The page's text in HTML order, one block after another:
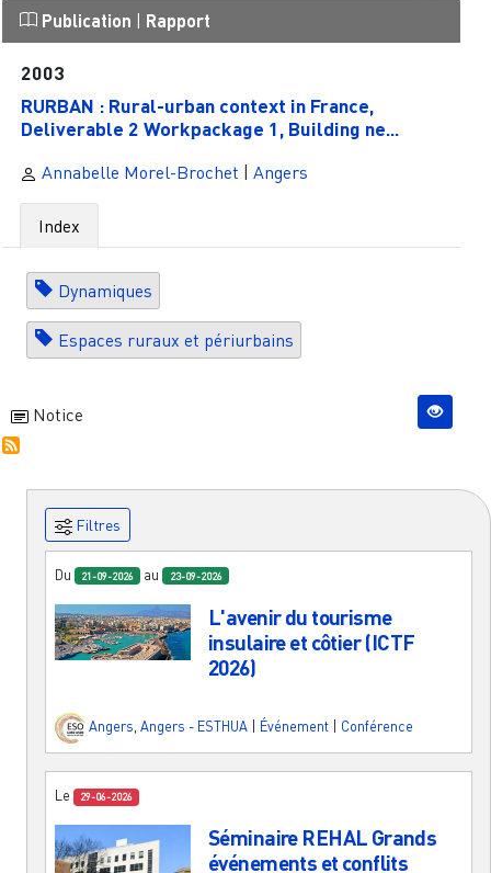
Publication | Rapport
2003
RURBAN : Rural-urban context in France,
Deliverable 2 Workpackage 1, Building ne...
Annabelle Morel-Brochet Angers
Index
Dynamiques
Espaces ruraux et périurbains
Notice
Filtres
Du 21-09-2026 au 23-09-2026
L'avenir du tourisme
insulaire et côtier (ICTF
2026)
Angers, Angers - ESTHUA Événement Conférence
Le 29-06-2026
Séminaire REHAL Grands
événements et conflits